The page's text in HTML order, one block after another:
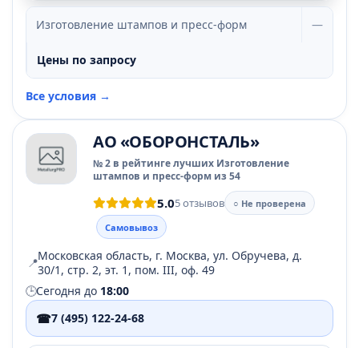
Изготовление штампов и пресс-форм —
Цены по запросу
Все условия →
АО «ОБОРОНСТАЛЬ»
№ 2 в рейтинге лучших Изготовление
штампов и пресс-форм из 54
5.05 отзывов
○ Не проверена
Самовывоз
📍Московская область, г. Москва, ул. Обручева, д.
30/1, стр. 2, эт. 1, пом. III, оф. 49
🕒Сегодня до 18:00
☎7 (495) 122-24-68